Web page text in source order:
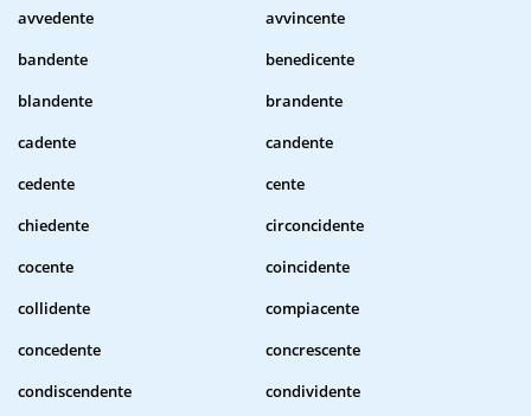
avvedente
avvincente
bandente
benedicente
blandente
brandente
cadente
candente
cedente
cente
chiedente
circoncidente
cocente
coincidente
collidente
compiacente
concedente
concrescente
condiscendente
condividente